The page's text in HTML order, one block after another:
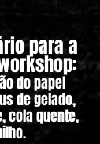
para a
do papel
de gelado,
cola quente,